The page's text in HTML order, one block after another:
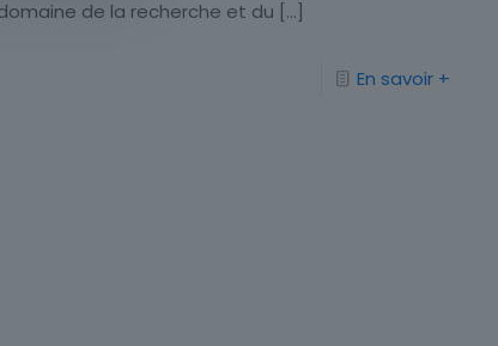
de la recherche et du […]
En savoir +